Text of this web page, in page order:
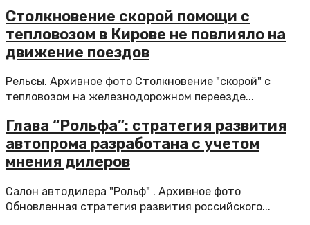
Столкновение скорой помощи с
тепловозом в Кирове не повлияло на
движение поездов
Рельсы. Архивное фото Столкновение "скорой" с
тепловозом на железнодорожном переезде...
Глава “Рольфа”: стратегия развития
автопрома разработана с учетом
мнения дилеров
Салон автодилера "Рольф" . Архивное фото
Обновленная стратегия развития российского...